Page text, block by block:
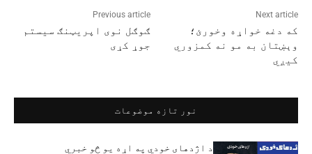
Previous article
ګوګل نوی اپریټنګ سیستم
جوړ کړی
Next article
که دغه خواړه وخورئ؛
وېښتان به مو نه کمزوري
کیږي
نور تازه موضوعات
د اژدهای خودي په اړه یو څو خبري